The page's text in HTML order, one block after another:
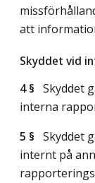
att
Skyddet vid
4 § Skyddet
interna
5 § Skyddet
internt på